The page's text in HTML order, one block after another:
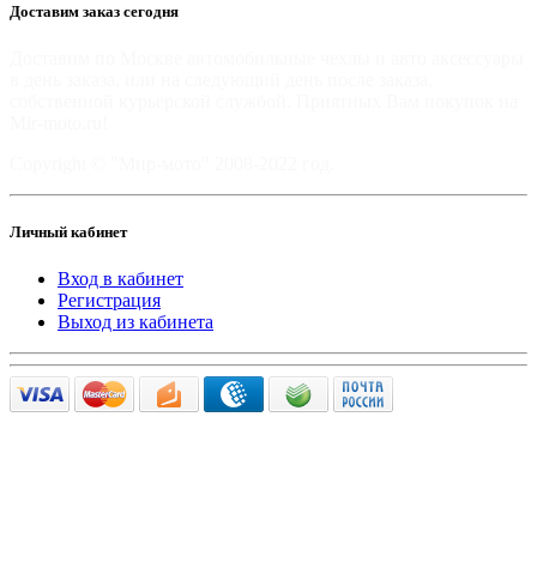
Доставим заказ сегодня
Личный кабинет
Вход в кабинет
Регистрация
Выход из кабинета